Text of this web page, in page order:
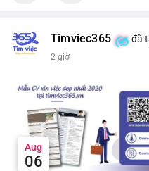
#vlikevn #titanbot
📰 Nguồn: Cointelegraph
Timviec365 đã
2 giờ
Aug
06